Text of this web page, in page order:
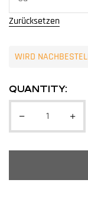
Zurücksetzen
WIRD
QUANTITY: